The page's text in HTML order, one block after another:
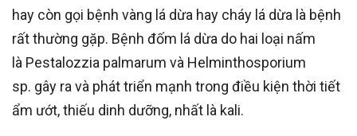
hay còn gọi bệnh vàng lá dừa hay cháy lá dừa là bệnh
rất thường gặp. Bệnh đốm lá dừa do hai loại nấm
là Pestalozzia palmarum và Helminthosporium
sp. gây ra và phát triển mạnh trong điều kiện thời tiết
ẩm ướt, thiếu dinh dưỡng, nhất là kali.